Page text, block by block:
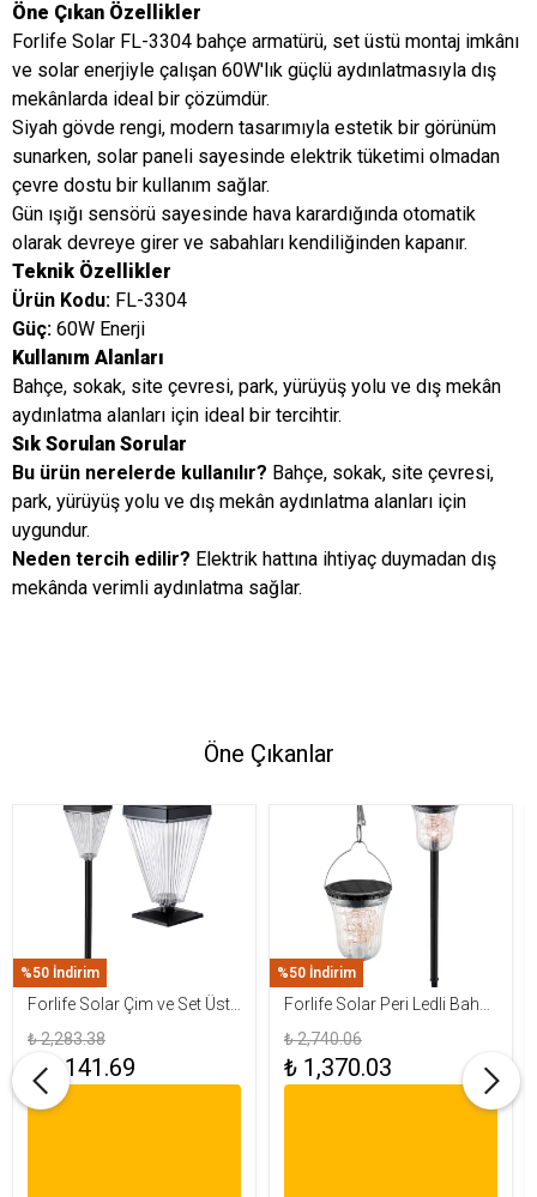
Öne Çıkan Özellikler
Forlife Solar FL-3304 bahçe armatürü, set üstü montaj imkânı
ve solar enerjiyle çalışan 60W'lık güçlü aydınlatmasıyla dış
mekânlarda ideal bir çözümdür.
Siyah gövde rengi, modern tasarımıyla estetik bir görünüm
sunarken, solar paneli sayesinde elektrik tüketimi olmadan
çevre dostu bir kullanım sağlar.
Gün ışığı sensörü sayesinde hava karardığında otomatik
olarak devreye girer ve sabahları kendiliğinden kapanır.
Teknik Özellikler
Ürün Kodu: FL-3304
Güç: 60W Enerji
Kullanım Alanları
Bahçe, sokak, site çevresi, park, yürüyüş yolu ve dış mekân
aydınlatma alanları için ideal bir tercihtir.
Sık Sorulan Sorular
Bu ürün nerelerde kullanılır? Bahçe, sokak, site çevresi,
park, yürüyüş yolu ve dış mekân aydınlatma alanları için
uygundur.
Neden tercih edilir? Elektrik hattına ihtiyaç duymadan dış
mekânda verimli aydınlatma sağlar.
Öne Çıkanlar
%50 İndirim
Forlife Solar Çim ve Set Üstü
Armatür 15W FL-3283
₺ 2,283.38
₺ 1,141.69
%50 İndirim
Forlife Solar Peri Ledli Bahçe
Aydınlatma Armatürü FL-
3284
₺ 2,740.06
₺ 1,370.03